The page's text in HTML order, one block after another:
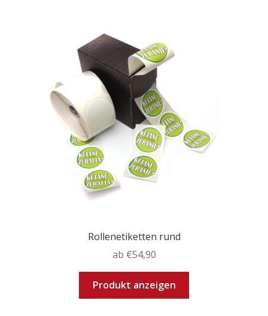
Rollenetiketten rund
ab €54,90
Produkt anzeigen